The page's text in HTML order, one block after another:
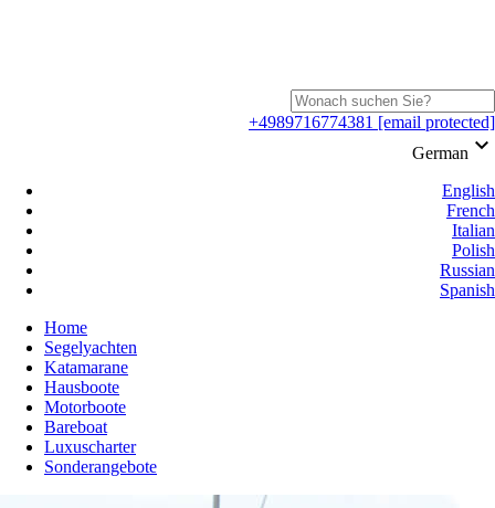
+4989716774381 [email protected]
German keyboard_arrow_down
English
French
Italian
Polish
Russian
Spanish
Home
Segelyachten
Katamarane
Hausboote
Motorboote
Bareboat
Luxuscharter
Sonderangebote